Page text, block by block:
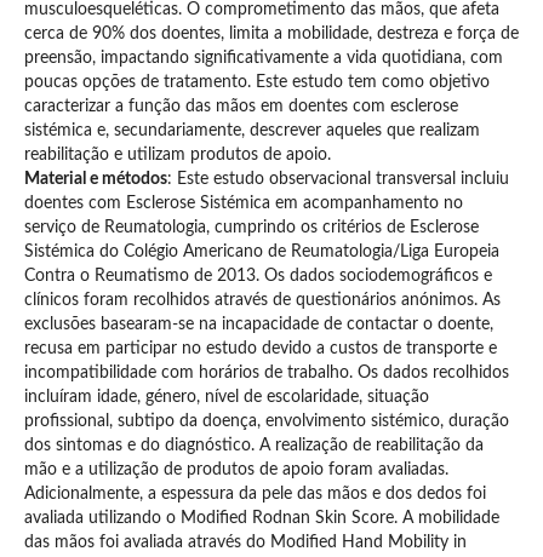
musculoesqueléticas. O comprometimento das mãos, que afeta
cerca de 90% dos doentes, limita a mobilidade, destreza e força de
preensão, impactando significativamente a vida quotidiana, com
poucas opções de tratamento. Este estudo tem como objetivo
caracterizar a função das mãos em doentes com esclerose
sistémica e, secundariamente, descrever aqueles que realizam
reabilitação e utilizam produtos de apoio.
Material e métodos: Este estudo observacional transversal incluiu
doentes com Esclerose Sistémica em acompanhamento no
serviço de Reumatologia, cumprindo os critérios de Esclerose
Sistémica do Colégio Americano de Reumatologia/Liga Europeia
Contra o Reumatismo de 2013. Os dados sociodemográficos e
clínicos foram recolhidos através de questionários anónimos. As
exclusões basearam-se na incapacidade de contactar o doente,
recusa em participar no estudo devido a custos de transporte e
incompatibilidade com horários de trabalho. Os dados recolhidos
incluíram idade, género, nível de escolaridade, situação
profissional, subtipo da doença, envolvimento sistémico, duração
dos sintomas e do diagnóstico. A realização de reabilitação da
mão e a utilização de produtos de apoio foram avaliadas.
Adicionalmente, a espessura da pele das mãos e dos dedos foi
avaliada utilizando o Modified Rodnan Skin Score. A mobilidade
das mãos foi avaliada através do Modified Hand Mobility in